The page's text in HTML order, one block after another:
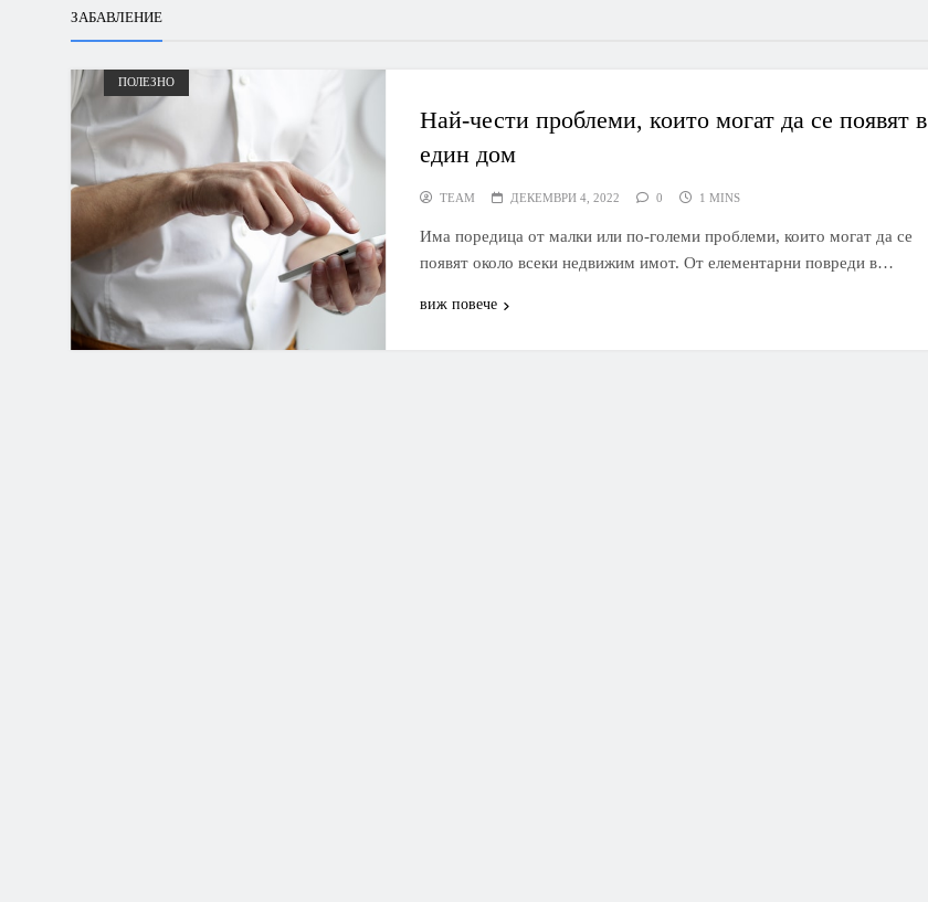
ЗАБАВЛЕНИЕ
ПОЛЕЗНО
Най-чести проблеми, които могат да се появят в
един дом
TEAM ДЕКЕМВРИ 4, 2022 0 1 MINS
Има поредица от малки или по-големи проблеми, които могат да се
появят около всеки недвижим имот. От елементарни повреди в…
виж повече